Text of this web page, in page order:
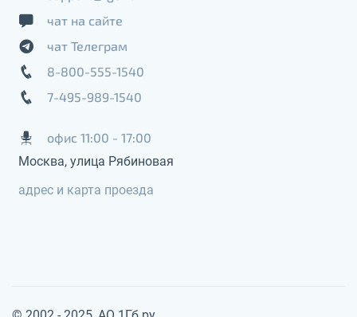
чат на сайте
чат Телеграм
8-800-555-1540
7-495-989-1540
офис 11:00 - 17:00
Москва, улица Рябиновая
адрес и карта проезда